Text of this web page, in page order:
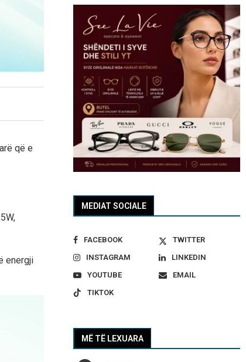
që e
energji
MEDIAT SOCIALE
FACEBOOK
TWITTER
INSTAGRAM
LINKEDIN
YOUTUBE
EMAIL
TIKTOK
MË TË LEXUARA